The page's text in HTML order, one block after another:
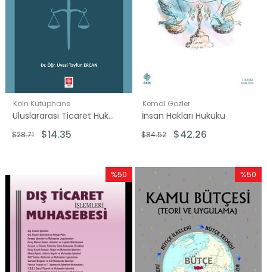
Köln Kütüphane
Uluslararası Ticaret Hukuku
$14.35
$28.71
Kemal Gözler
İnsan Hakları Hukuku
$42.26
$84.52
%50
%50İndirim
%50
İndirim